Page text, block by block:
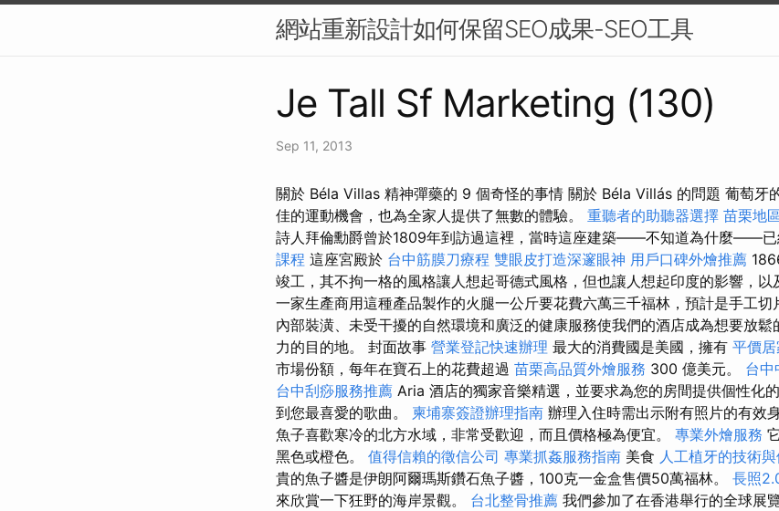
網站重新設計如何保留SEO成果-SEO工具
Je Tall Sf Marketing (130)
Sep 11, 2013
關於 Béla Villas 精神彈藥的 9 個奇怪的事情 關於 Béla Villás 的問題 葡萄牙
佳的運動機會，也為全家人提供了無數的體驗。 重聽者的助聽器選擇 苗栗地
詩人拜倫勳爵曾於1809年到訪過這裡，當時這座建築——不知道為什麼——已
課程 這座宮殿於 台中筋膜刀療程 雙眼皮打造深邃眼神 用戶口碑外燴推薦
竣工，其不拘一格的風格讓人想起哥德式風格，但也讓人想起印度的影響，
一家生產商用這種產品製作的火腿一公斤要花費六萬三千福林，預計是手工切
內部裝潢、未受干擾的自然環境和廣泛的健康服務使我們的酒店成為想要放鬆
力的目的地。 封面故事 營業登記快速辦理 最大的消費國是美國，擁有 平價
市場份額，每年在寶石上的花費超過 苗栗高品質外燴服務 300 億美元。 台中
台中刮痧服務推薦 Aria 酒店的獨家音樂精選，並要求為您的房間提供個性化
到您最喜愛的歌曲。 柬埔寨簽證辦理指南 辦理入住時需出示附有照片的有效
魚子喜歡寒冷的北方水域，非常受歡迎，而且價格極為便宜。 專業外燴服務
黑色或橙色。 值得信賴的徵信公司 專業抓姦服務指南 美食 人工植牙的技術
貴的魚子醬是伊朗阿爾瑪斯鑽石魚子醬，100克一金盒售價50萬福林。 長照
來欣賞一下狂野的海岸景觀。 台北整骨推薦 我們參加了在香港舉行的全球展